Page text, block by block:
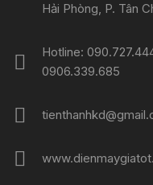
Hải Phòng, P. Tân
Hotline:
0906.339.685